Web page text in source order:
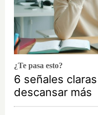
¿Te pasa esto?
6 señales
descansar más